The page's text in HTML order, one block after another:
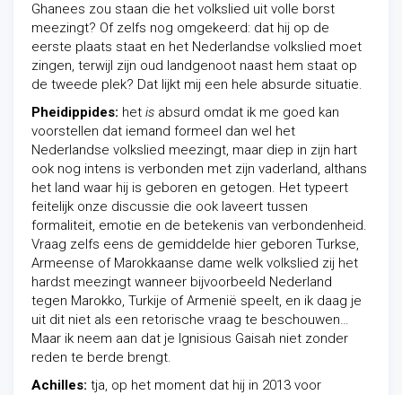
Ghanees zou staan die het volkslied uit volle borst
meezingt? Of zelfs nog omgekeerd: dat hij op de
eerste plaats staat en het Nederlandse volkslied moet
zingen, terwijl zijn oud landgenoot naast hem staat op
de tweede plek? Dat lijkt mij een hele absurde situatie.
Pheidippides: het is absurd omdat ik me goed kan
voorstellen dat iemand formeel dan wel het
Nederlandse volkslied meezingt, maar diep in zijn hart
ook nog intens is verbonden met zijn vaderland, althans
het land waar hij is geboren en getogen. Het typeert
feitelijk onze discussie die ook laveert tussen
formaliteit, emotie en de betekenis van verbondenheid.
Vraag zelfs eens de gemiddelde hier geboren Turkse,
Armeense of Marokkaanse dame welk volkslied zij het
hardst meezingt wanneer bijvoorbeeld Nederland
tegen Marokko, Turkije of Armenië speelt, en ik daag je
uit dit niet als een retorische vraag te beschouwen…
Maar ik neem aan dat je Ignisious Gaisah niet zonder
reden te berde brengt.
Achilles: tja, op het moment dat hij in 2013 voor